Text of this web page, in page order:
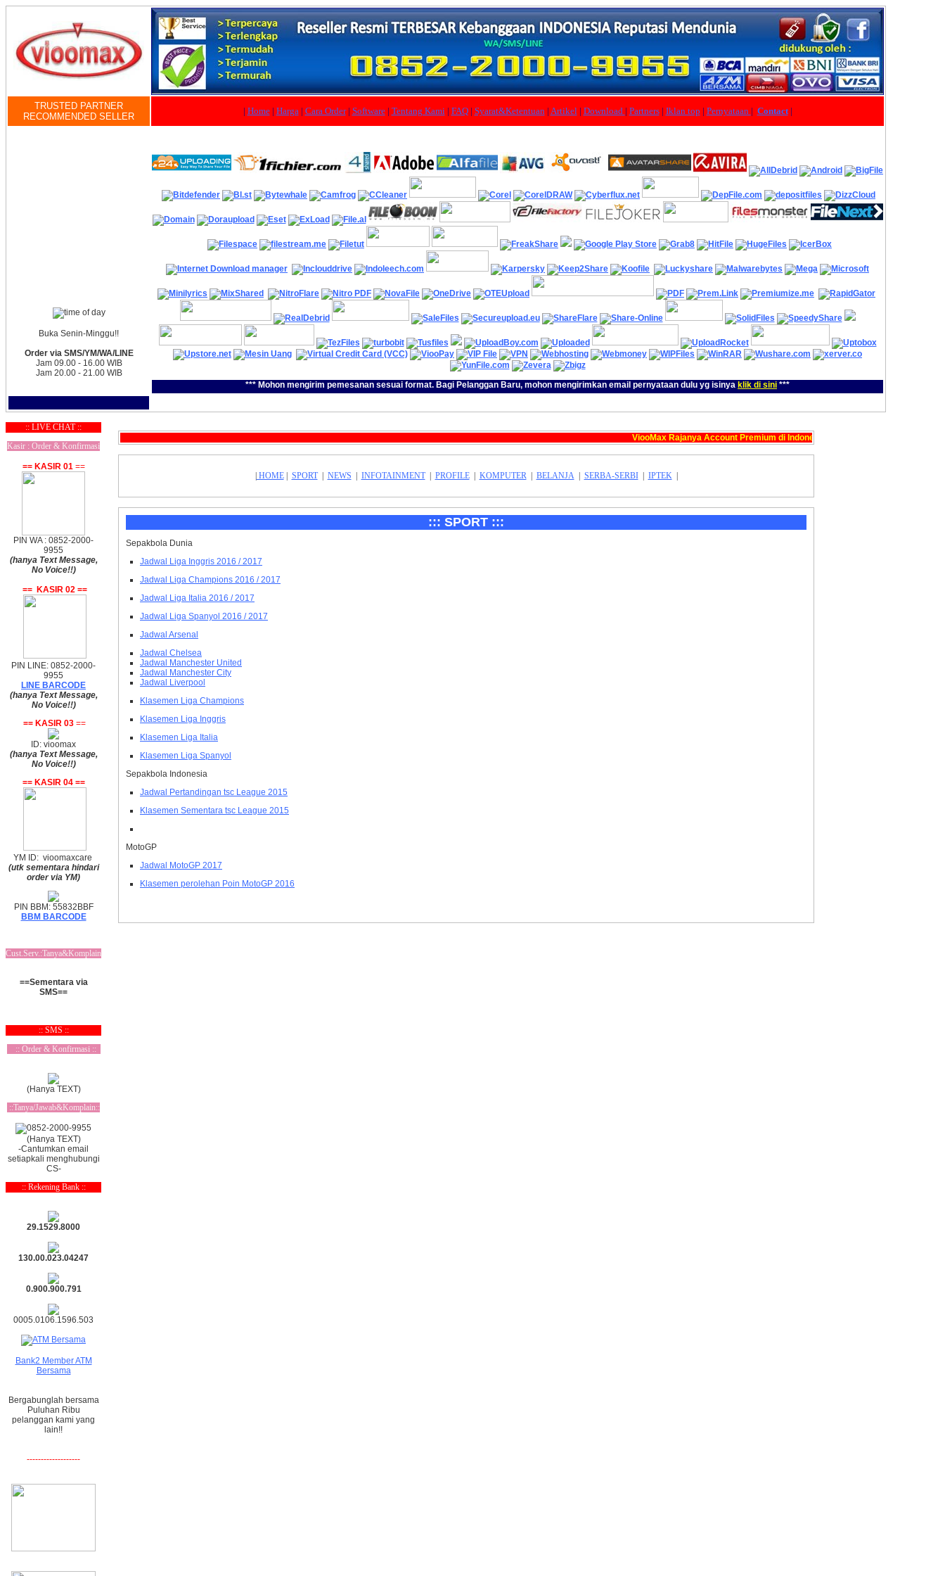
TRUSTED PARTNER
RECOMMENDED SELLER
| Home| Harga| Cara Order| Software| Tentang Kami| FAQ| Syarat&Ketentuan| Artikel| Download | Partners| Iklan top | Pernyataan | Contact|
Buka Senin-Minggu!!
Order via SMS/YM/WA/LINE
Jam 09.00 - 16.00 WIB
Jam 20.00 - 21.00 WIB
*** Mohon mengirim pemesanan sesuai format. Bagi Pelanggan Baru, mohon mengirimkan email pernyataan dulu yg isinya klik di sini ***
:: LIVE CHAT ::
Kasir : Order & Konfirmasi
== KASIR 01==
PIN WA : 0852-2000-
9955
(hanya Text Message,
No Voice!!)
== KASIR 02 ==
PIN LINE: 0852-2000-
9955
LINE BARCODE
(hanya Text Message,
No Voice!!)
== KASIR 03 ==
ID: vioomax
(hanya Text Message,
No Voice!!)
== KASIR 04 ==
YM ID: vioomaxcare
(utk sementara hindari
order via YM)
PIN BBM: 55832BBF
BBM BARCODE
Cust.Serv.:Tanya&Komplain
==Sementara via
SMS==
:: SMS ::
:: Order & Konfirmasi ::
(Hanya TEXT)
::Tanya/Jawab&Komplain::
(Hanya TEXT)
-Cantumkan email
setiapkali menghubungi
CS-
:: Rekening Bank ::
29.1529.8000
130.00.023.04247
0.900.900.791
0005.0106.1596.503
Bank2 Member ATM
Bersama
Bergabunglah bersama
Puluhan Ribu
pelanggan kami yang
lain!!
-------------------
ViooMax Rajanya Account Premium di Indonesia, menjual account Premium
HOME| SPORT| NEWS INFOTAINMENT| PROFILE| KOMPUTER| BELANJA| SERBA-SERBI| IPTEK|
::: SPORT :::
Sepakbola Dunia
Jadwal Liga Inggris 2016 / 2017
Jadwal Liga Champions 2016 / 2017
Jadwal Liga Italia 2016 / 2017
Jadwal Liga Spanyol 2016 / 2017
Jadwal Arsenal
Jadwal Chelsea
Jadwal Manchester United
Jadwal Manchester City
Jadwal Liverpool
Klasemen Liga Champions
Klasemen Liga Inggris
Klasemen Liga Italia
Klasemen Liga Spanyol
Sepakbola Indonesia
Jadwal Pertandingan tsc League 2015
Klasemen Sementara tsc League 2015
MotoGP
Jadwal MotoGP 2017
Klasemen perolehan Poin MotoGP 2016